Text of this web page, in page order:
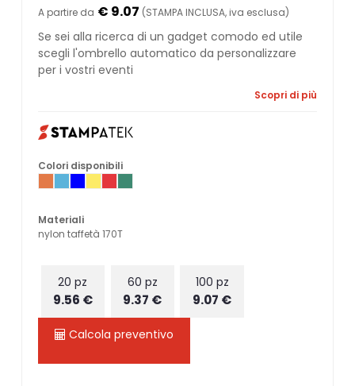
A partire da € 9.07 (STAMPA INCLUSA, iva esclusa)
Se sei alla ricerca di un gadget comodo ed utile
scegli l'ombrello automatico da personalizzare
per i vostri eventi
Scopri di più
Colori disponibili
Materiali
nylon taffetà 170T
20 pz
9.56 €
60 pz
9.37 €
100 pz
9.07 €
Calcola preventivo